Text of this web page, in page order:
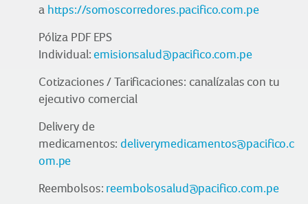
a https://somoscorredores.pacifico.com.pe
Póliza PDF EPS
Individual:emisionsalud@pacifico.com.pe
Cotizaciones / Tarificaciones: canalízalas con tu
ejecutivo comercial
Delivery de
medicamentos: deliverymedicamentos@pacifico.c
om.pe
Reembolsos: reembolsosalud@pacifico.com.pe